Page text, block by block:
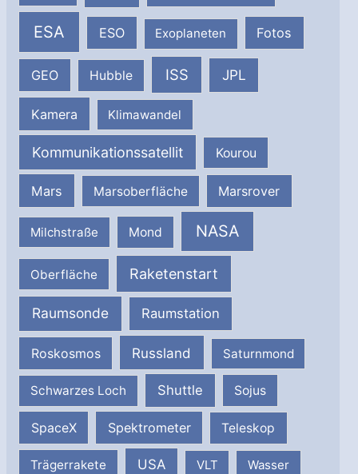
ESA ESO Exoplaneten Fotos
GEO Hubble ISS JPL
Kamera Klimawandel
Kommunikationssatellit Kourou
Mars Marsoberfläche Marsrover
Milchstraße Mond NASA
Oberfläche Raketenstart
Raumsonde Raumstation
Roskosmos Russland Saturnmond
Schwarzes Loch Shuttle Sojus
SpaceX Spektrometer Teleskop
Trägerrakete USA VLT Wasser